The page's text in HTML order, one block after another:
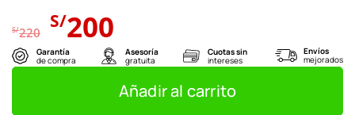
S/220 El
precio
original
era:
S/220.
S/200 precio
actual
es:
S/200.
Garantía
de compra
Asesoría
gratuita
Cuotas sin
intereses
Envíos
mejorados
Añadir al carrito